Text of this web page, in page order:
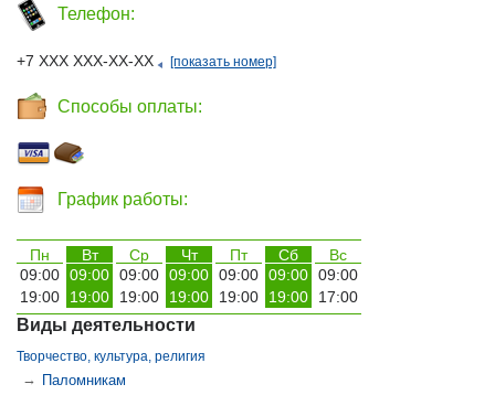
Телефон:
+7 ХХХ ХХХ-ХХ-ХХ [показать номер]
Способы оплаты:
График работы:
Пн Вт Ср Чт Пт Сб
Вс
09:00 09:00 09:00 09:00 09:00 09:00 09:00
19:00
19:00 19:00 19:00 19:00 19:00 17:00
Виды деятельности
Творчество, культура, религия
→ Паломникам